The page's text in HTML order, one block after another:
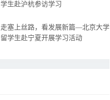
学生赴沪杭参访学习
走塞上丝路，看发展新篇—北京大学
留学生赴宁夏开展学习活动